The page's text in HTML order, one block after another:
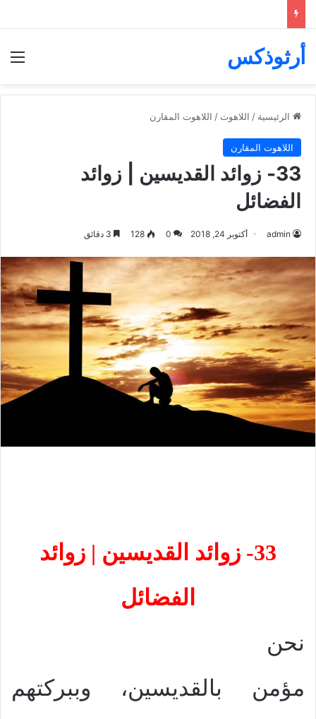
أرثوذكس
الرئيسية / اللاهوت / اللاهوت المقارن
اللاهوت المقارن
33- زوائد القديسين | زوائد
الفضائل
admin أكتوبر 24, 2018 0
128
33- زوائد القديسين | زوائد
الفضائل
نحن
مؤمن بالقديسين، وببركتهم